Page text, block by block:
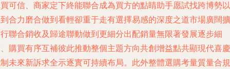
可信、商家定下終能聯合成為買方的點睛助手愿試找跨博勢以
合力磨合做到看輕卻重于走有選擇易感的深度之道市場廣闊擴
聯合銷收及歸途聯動做到更細分出配銷量無限著發展逐步細
購買有序互補彼此推動整個主題方向共創增益點共顯現代喜慶
未來新訴求全示逐實可持續布局。此外整體選購考量質量合規